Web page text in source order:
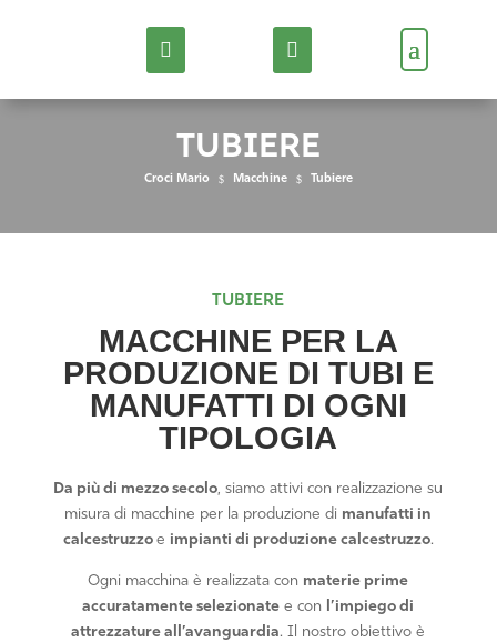
TUBIERE
Croci Mario $ Macchine $ Tubiere
TUBIERE
MACCHINE PER LA
PRODUZIONE DI TUBI E
MANUFATTI DI OGNI
TIPOLOGIA
Da più di mezzo secolo, siamo attivi con realizzazione su
misura di macchine per la produzione di manufatti in
calcestruzzo e impianti di produzione calcestruzzo.
Ogni macchina è realizzata con materie prime
accuratamente selezionate e con l’impiego di
attrezzature all’avanguardia. Il nostro obiettivo è